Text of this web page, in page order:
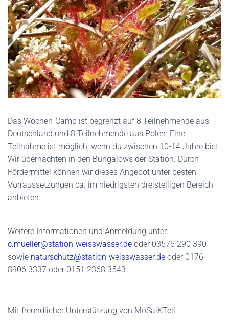
Das Wochen-Camp ist begrenzt auf 8 Teilnehmende aus
Deutschland und 8 Teilnehmende aus Polen. Eine
Teilnahme ist möglich, wenn du zwischen 10-14 Jahre bist.
Wir übernachten in den Bungalows der Station. Durch
Fördermittel können wir dieses Angebot unter besten
Vorraussetzungen ca. im niedrigsten dreistelligen Bereich
anbieten.
Weitere Informationen und Anmeldung unter:
c.mueller@station-weisswasser.de oder 03576 290 390
sowie naturschutz@station-weisswasser.de oder 0176
8906 3337 oder 0151 2368 3543
Mit freundlicher Unterstützung von MoSaiKTeil